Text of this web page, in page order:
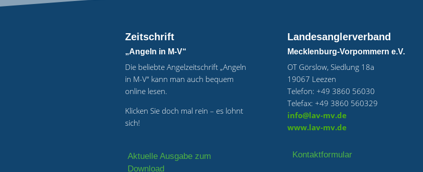
Zeitschrift
„Angeln in M-V“
Die beliebte Angelzeitschrift „Angeln
in M-V“ kann man auch bequem
online lesen.
Klicken Sie doch mal rein – es lohnt
sich!
Aktuelle Ausgabe zum
Download
Landesanglerverband
Mecklenburg-Vorpommern e.V.
OT Görslow, Siedlung 18a
19067 Leezen
Telefon: +49 3860 56030
Telefax: +49 3860 560329
info@lav-mv.de
www.lav-mv.de
Kontaktformular